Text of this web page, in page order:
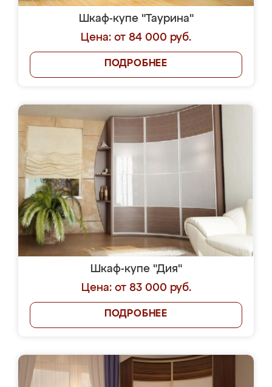
Шкаф-купе "Таурина"
Цена: от 84 000 руб.
ПОДРОБНЕЕ
Шкаф-купе "Дия"
Цена: от 83 000 руб.
ПОДРОБНЕЕ